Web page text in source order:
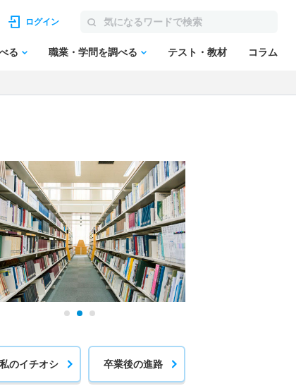
ログイン
る 職業・学問を調べる テスト・教材 コラム
私のイチオシ 卒業後の進路